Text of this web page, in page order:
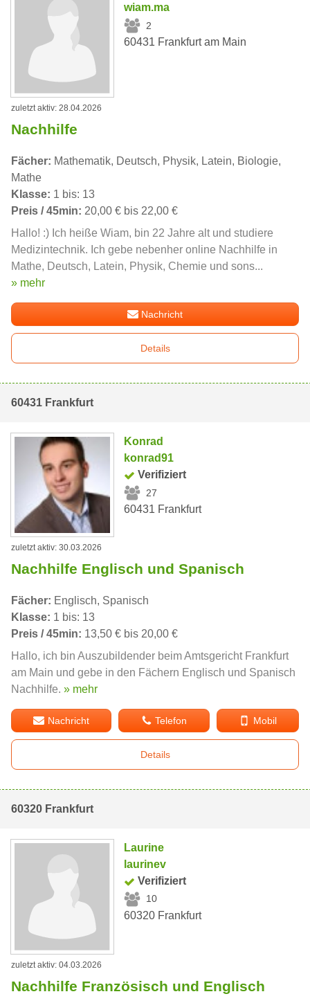
wiam.ma
2
60431 Frankfurt am Main
zuletzt aktiv: 28.04.2026
Nachhilfe
Fächer: Mathematik, Deutsch, Physik, Latein, Biologie,
Mathe
Klasse: 1 bis: 13
Preis / 45min: 20,00 € bis 22,00 €
Hallo! :) Ich heiße Wiam, bin 22 Jahre alt und studiere
Medizintechnik. Ich gebe nebenher online Nachhilfe in
Mathe, Deutsch, Latein, Physik, Chemie und sons...
» mehr
Nachricht
Details
60431 Frankfurt
Konrad
konrad91
Verifiziert
27
60431 Frankfurt
zuletzt aktiv: 30.03.2026
Nachhilfe Englisch und Spanisch
Fächer: Englisch, Spanisch
Klasse: 1 bis: 13
Preis / 45min: 13,50 € bis 20,00 €
Hallo, ich bin Auszubildender beim Amtsgericht Frankfurt
am Main und gebe in den Fächern Englisch und Spanisch
Nachhilfe. » mehr
Nachricht Telefon Mobil
Details
60320 Frankfurt
Laurine
laurinev
Verifiziert
10
60320 Frankfurt
zuletzt aktiv: 04.03.2026
Nachhilfe Französisch und Englisch